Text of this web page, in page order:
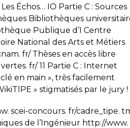
Échos… IO Partie C : Sources
Bibliothèques
Publique d’I Centre
National des Arts et Métiers
fr/ Thèses en accès libre
fr/ 11 Partie C : Internet
en main », très facilement
» stigmatisés par le jury !
scei-concours. fr/cadre_tipe.
de l’Ingénieur http://www.